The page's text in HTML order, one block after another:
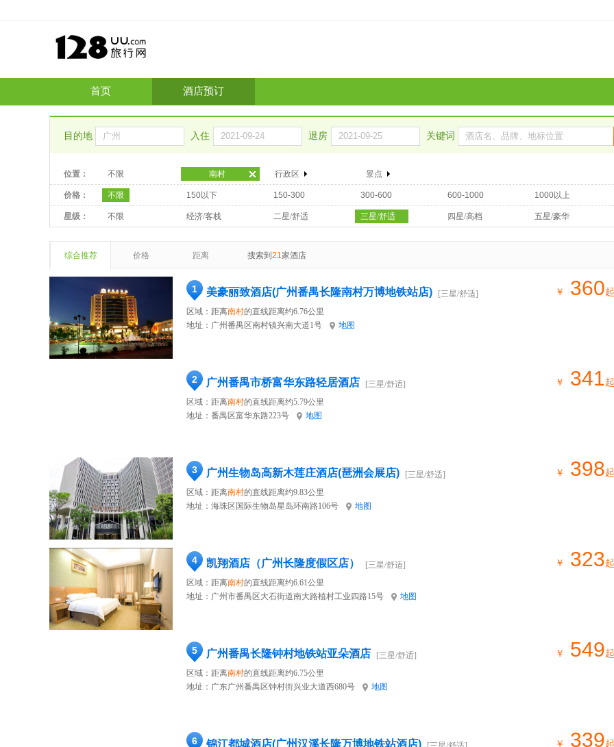
首页 酒店预订
目的地 入住 退房 关键词
位置： 不限 南村 行政区 景点
价格： 不限 150以下 150-300 300-600 600-1000 1000以上
星级： 不限 经济/客栈 二星/舒适 三星/舒适 四星/高档 五星/豪华
综合推荐 价格 距离 搜索到 21家酒店
1 美豪丽致酒店(广州番禺长隆南村万博地铁站店)
[三星/舒适]
区域：距离南村的直线距离约6.76公里
地址： 广州番禺区南村镇兴南大道1号 地图
￥ 360起
2 广州番禺市桥富华东路轻居酒店
[三星/舒适]
区域：距离南村的直线距离约5.79公里
地址： 番禺区富华东路223号 地图
￥ 341起
3 广州生物岛高新木莲庄酒店(琶洲会展店)
[三星/舒适]
区域：距离南村的直线距离约9.83公里
地址： 海珠区国际生物岛星岛环南路106号 地图
￥ 398起
4 凯翔酒店（广州长隆度假区店）
[三星/舒适]
区域：距离南村的直线距离约6.61公里
地址： 广州市番禺区大石街道南大路植村工业四路15号 地图
￥ 323起
5 广州番禺长隆钟村地铁站亚朵酒店
[三星/舒适]
区域：距离南村的直线距离约6.75公里
地址： 广东广州番禺区钟村街兴业大道西680号 地图
￥ 549起
6 锦江都城酒店(广州汉溪长隆万博地铁站酒店) ￥ 339起